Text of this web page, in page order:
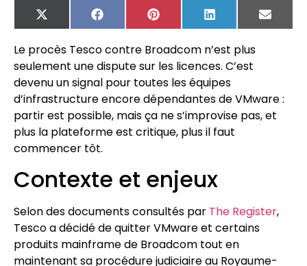
X
(Twitter)
FacebookPinterest LinkedIn
Email
Le procès Tesco contre Broadcom n’est plus
seulement une dispute sur les licences. C’est
devenu un signal pour toutes les équipes
d’infrastructure encore dépendantes de VMware :
partir est possible, mais ça ne s’improvise pas, et
plus la plateforme est critique, plus il faut
commencer tôt.
Contexte et enjeux
Selon des documents consultés par The Register,
Tesco a décidé de quitter VMware et certains
produits mainframe de Broadcom tout en
maintenant sa procédure judiciaire au Royaume-